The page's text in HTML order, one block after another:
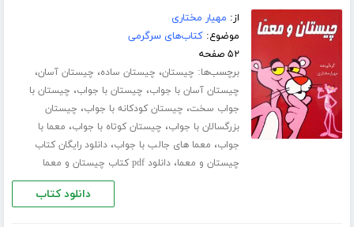
از: مهیار مختاری
موضوع:کتاب‌های سرگرمی
۵۲ صفحه
برچسب‌ها: چیستان، چیستان ساده، چیستان آسان،
چیستان آسان با جواب، چیستان با جواب، چیستان با
جواب سخت، چیستان کودکانه با جواب، چیستان
بزرگسالان با جواب، چیستان کوتاه با جواب، معما با
جواب، معما های جالب با جواب،دانلود رایگان کتاب
چیستان و معما،دانلود pdf کتاب چیستان و معما
دانلود کتاب